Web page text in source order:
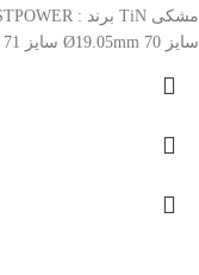
سایز 70 Ø19.05mm سایز 71 به بالا Ø31.75